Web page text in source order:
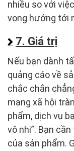
nhiều so với
vọng hướng tới
7. Giá trị
Nếu bạn dành
quảng cáo về
chắc chắn
mạng xã hội
phẩm, dịch vụ
vô nhị”. Bạn
của sản phẩm.